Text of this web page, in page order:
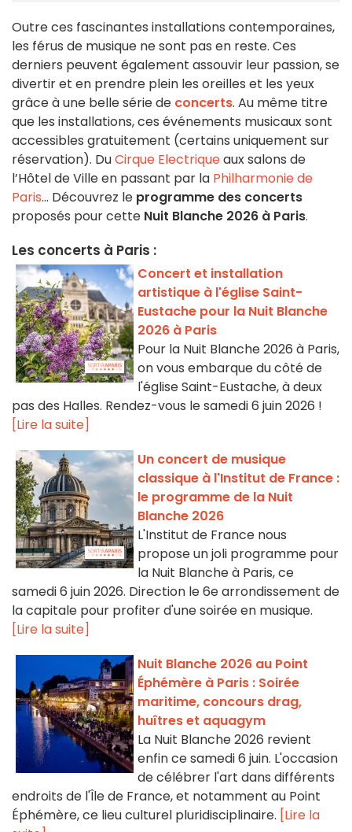
Outre ces fascinantes installations contemporaines,
les férus de musique ne sont pas en reste. Ces
derniers peuvent également assouvir leur passion, se
divertir et en prendre plein les oreilles et les yeux
grâce à une belle série de concerts. Au même titre
que les installations, ces événements musicaux sont
accessibles gratuitement (certains uniquement sur
réservation). DuCirque Electriqueaux salons de
l’Hôtel de Ville en passant par la Philharmonie de
Paris... Découvrez le programme des concerts
proposés pour cette Nuit Blanche 2026 à Paris.
Les concerts à Paris :
Concert et installation
artistique à l'église Saint-
Eustache pour la Nuit Blanche
2026 à Paris
Pour la Nuit Blanche 2026 à Paris,
on vous embarque du côté de
l'église Saint-Eustache, à deux
pas des Halles. Rendez-vous le samedi 6 juin 2026 !
[Lire la suite]
Un concert de musique
classique à l'Institut de France :
le programme de la Nuit
Blanche 2026
L'Institut de France nous
propose un joli programme pour
la Nuit Blanche à Paris, ce
samedi 6 juin 2026. Direction le 6e arrondissement de
la capitale pour profiter d'une soirée en musique.
[Lire la suite]
Nuit Blanche 2026 au Point
Éphémère à Paris : Soirée
maritime, concours drag,
huîtres et aquagym
La Nuit Blanche 2026 revient
enfin ce samedi 6 juin. L'occasion
de célébrer l'art dans différents
endroits de l'Île de France, et notamment au Point
Éphémère, ce lieu culturel pluridisciplinaire. [Lire la